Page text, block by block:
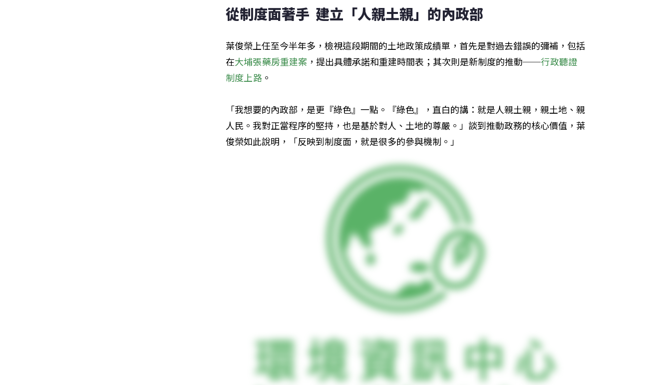
從制度面著手  建立「人親土親」的內政部
葉俊榮上任至今半年多，檢視這段期間的土地政策成績單，首先是對過去錯誤的彌補，包括
在大埔張藥房重建案 ，提出具體承諾和重建時間表；其次則是新制度的推動──行政聽證
制度上路。
「我想要的內政部，是更『綠色』一點。『綠色』，直白的講：就是人親土親，親土地、親
人民。我對正當程序的堅持，也是基於對人、土地的尊嚴。」談到推動政務的核心價值，葉
俊榮如此說明，「反映到制度面，就是很多的參與機制。」